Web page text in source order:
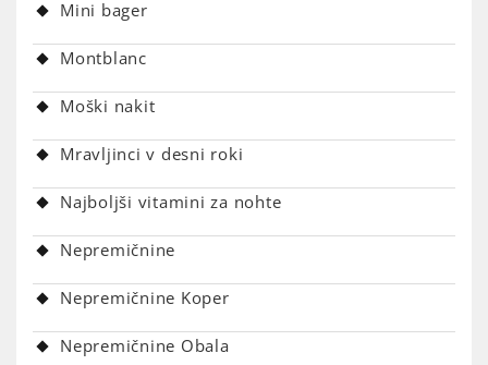
Mini bager
Montblanc
Moški nakit
Mravljinci v desni roki
Najboljši vitamini za nohte
Nepremičnine
Nepremičnine Koper
Nepremičnine Obala